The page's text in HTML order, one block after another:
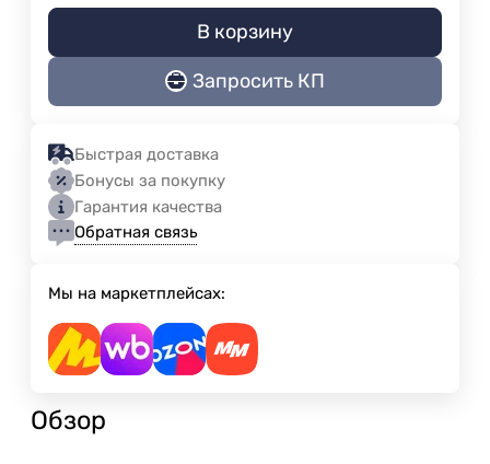
В корзину
Запросить КП
Быстрая доставка
Бонусы за покупку
Гарантия качества
Обратная связь
Мы на маркетплейсах:
Обзор